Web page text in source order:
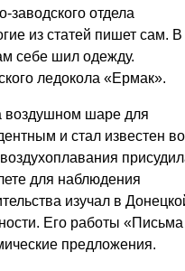
заводского отдела
из статей пишет сам. В
себе шил одежду.
ледокола «Ермак».
воздушном шаре для
и стал известен во
для наблюдения
изучал в
Его работы
предложения.